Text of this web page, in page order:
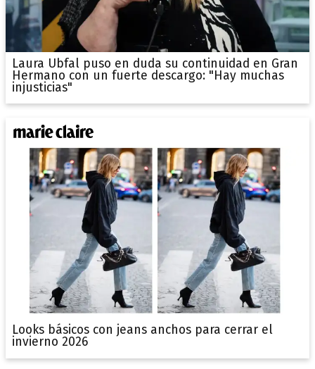
Laura Ubfal puso en duda su continuidad en Gran
Hermano con un fuerte descargo: "Hay muchas
injusticias"
Looks básicos con jeans anchos para cerrar el
invierno 2026